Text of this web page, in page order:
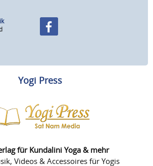
Yogi Press
für Kundalini Yoga & mehr
Videos & Accessoires für Yogis